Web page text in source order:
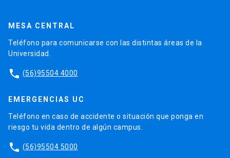
MESA CENTRAL
Teléfono para comunicarse con las distintas áreas de la
Universidad.
phone (56)95504 4000
EMERGENCIAS UC
Teléfono en caso de accidente o situación que ponga en
riesgo tu vida dentro de algún campus.
phone (56)95504 5000